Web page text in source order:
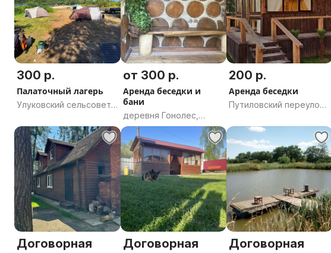
300 р.
Палаточный лагерь
Улуковский сельсовет,
Гомельская область
от 300 р.
Аренда беседки и
бани
деревня Гонолес,
Ждановичский
сельсовет, Минский
район, Минская
область
200 р.
Аренда беседки
Путиловский переулок,
Могилёвская область
Договорная Договорная Договорная